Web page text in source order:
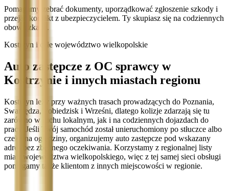
Pomagamy zebrać dokumenty, uporządkować zgłoszenie szkody i
przejąć kontakt z ubezpieczycielem. Ty skupiasz się na codziennych
obowiązkach.
Kostrzyn i całe województwo wielkopolskie
Auto zastępcze z OC sprawcy w
Kostrzynie i innych miastach regionu
Kostrzyn leży przy ważnych trasach prowadzących do Poznania,
Swarzędza, Pobiedzisk i Wrześni, dlatego kolizje zdarzają się tu
zarówno w ruchu lokalnym, jak i na codziennych dojazdach do
pracy. Jeśli Twój samochód został unieruchomiony po stłuczce albo
czeka na oględziny, organizujemy auto zastępcze pod wskazany
adres bez zbędnego oczekiwania. Korzystamy z regionalnej listy
miast województwa wielkopolskiego, więc z tej samej sieci obsługi
pomagamy także klientom z innych miejscowości w regionie.